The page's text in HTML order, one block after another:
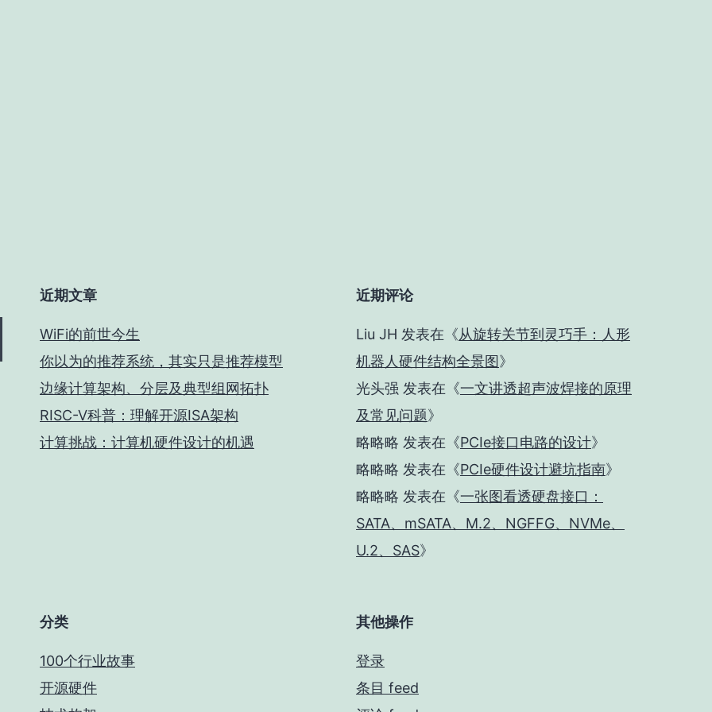
近期文章
WiFi的前世今生
你以为的推荐系统，其实只是推荐模型
边缘计算架构、分层及典型组网拓扑
RISC-V科普：理解开源ISA架构
计算挑战：计算机硬件设计的机遇
近期评论
Liu JH 发表在《从旋转关节到灵巧手：人形
机器人硬件结构全景图》
光头强 发表在《一文讲透超声波焊接的原理
及常见问题》
略略略 发表在《PCIe接口电路的设计》
略略略 发表在《PCIe硬件设计避坑指南》
略略略 发表在《一张图看透硬盘接口：
SATA、mSATA、M.2、NGFFG、NVMe、
U.2、SAS》
分类
100个行业故事
开源硬件
其他操作
登录
条目 feed